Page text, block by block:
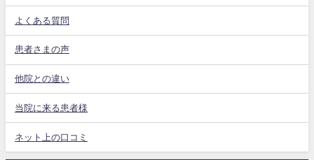
よくある質問
患者さまの声
他院との違い
当院に来る患者様
ネット上の口コミ